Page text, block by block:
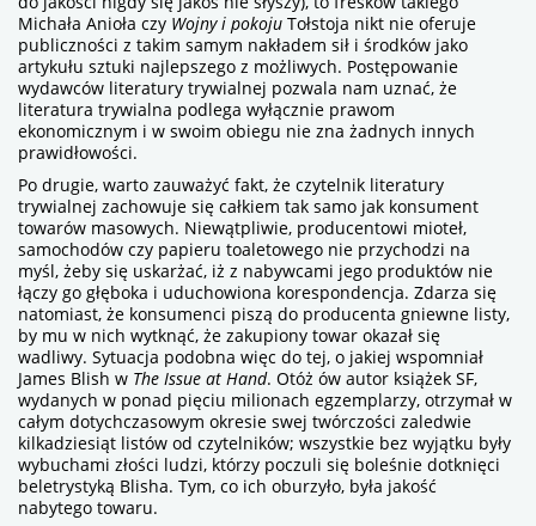
Michała Anioła czy Wojny i pokoju Tołstoja nikt nie oferuje
publiczności z takim samym nakładem sił i środków jako
artykułu sztuki najlepszego z możliwych. Postępowanie
wydawców literatury trywialnej pozwala nam uznać, że
literatura trywialna podlega wyłącznie prawom
ekonomicznym i w swoim obiegu nie zna żadnych innych
prawidłowości.
Po drugie, warto zauważyć fakt, że czytelnik literatury
trywialnej zachowuje się całkiem tak samo jak konsument
towarów masowych. Niewątpliwie, producentowi mioteł,
samochodów czy papieru toaletowego nie przychodzi na
myśl, żeby się uskarżać, iż z nabywcami jego produktów nie
łączy go głęboka i uduchowiona korespondencja. Zdarza się
natomiast, że konsumenci piszą do producenta gniewne listy,
by mu w nich wytknąć, że zakupiony towar okazał się
wadliwy. Sytuacja podobna więc do tej, o jakiej wspomniał
James Blish w The Issue at Hand. Otóż ów autor książek SF,
wydanych w ponad pięciu milionach egzemplarzy, otrzymał w
całym dotychczasowym okresie swej twórczości zaledwie
kilkadziesiąt listów od czytelników; wszystkie bez wyjątku były
wybuchami złości ludzi, którzy poczuli się boleśnie dotknięci
beletrystyką Blisha. Tym, co ich oburzyło, była jakość
nabytego towaru.